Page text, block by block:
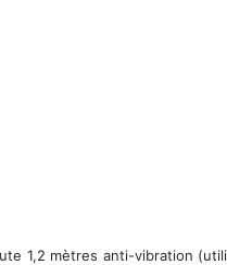
1,2 mètres anti-vibration